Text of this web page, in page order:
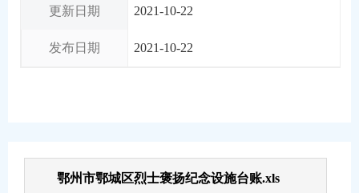
更新日期 2021-10-22
发布日期 2021-10-22
鄂州市鄂城区烈士褒扬纪念设施台账.xls